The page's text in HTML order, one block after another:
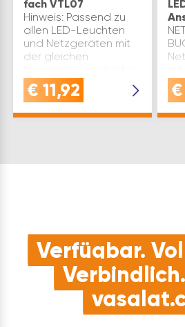
fach VTL07
Hinweis: Passend zu
allen LED-Leuchten
und Netzgeräten mit
der gleichen
Piktogramm).
Spannung: 24 V/DC
Kunststoff Länge(mm):
€ 11,92 €
Verfügbar.